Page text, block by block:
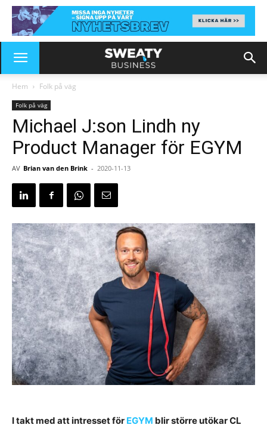
Hem Folk på väg
Folk på väg
Michael J:son Lindh ny
Product Manager för EGYM
AV Brian van den Brink - 2020-11-13
I takt med att intresset för EGYM blir större utökar CL